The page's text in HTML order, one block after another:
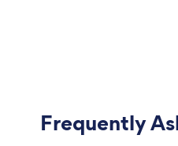
Frequently